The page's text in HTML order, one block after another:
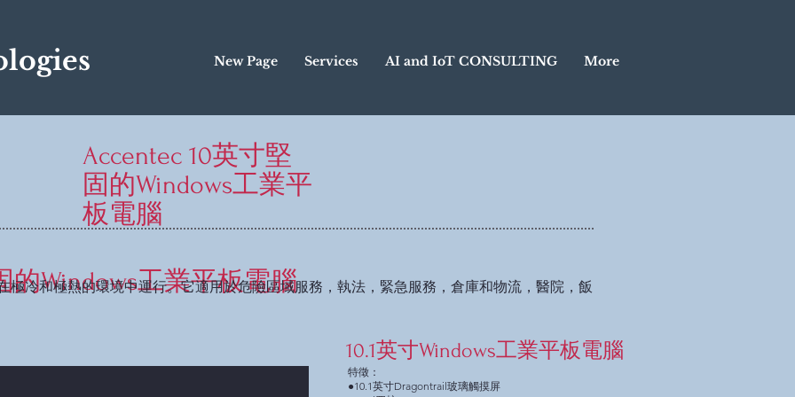
New Page Services AI and IoT CONSULTING More
Accentec 10英寸堅
固的Windows工業平
板電腦
的Windows工業平板電腦
極冷和極熱的環境中運行。它適用於危險區域服務，執法，緊急服務，倉庫和物流，醫院，飯
10.1英寸Windows工業平板電腦
特徵：
●10.1英寸Dragontrail玻璃觸摸屏